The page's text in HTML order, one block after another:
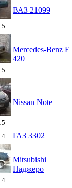
ВАЗ 21099
Mercedes-Benz E
420
Nissan Note
ГАЗ 3302
Mitsubishi
Паджеро